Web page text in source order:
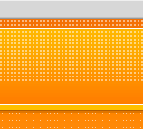
质量，以“系统化、高质量、